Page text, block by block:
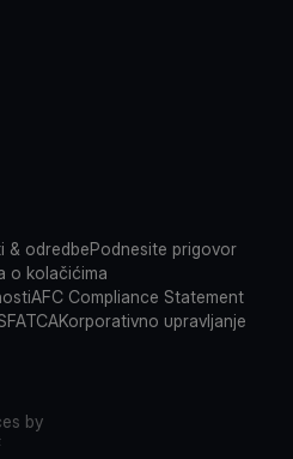
& odredbePodnesite prigovor
o kolačićima
AFC Compliance Statement
FATCAKorporativno upravljanje
by